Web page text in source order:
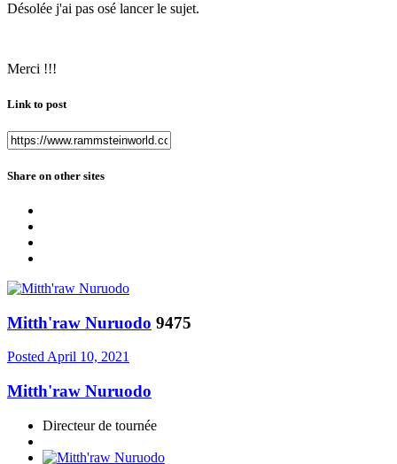
Désolée j'ai pas osé lancer le sujet.
Merci !!!
Link to post
Share on other sites
Mitth'raw Nuruodo 9475
PostedApril 10, 2021
Mitth'raw Nuruodo
Directeur de tournée